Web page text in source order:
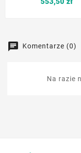
Komentarze (0)
Na razie